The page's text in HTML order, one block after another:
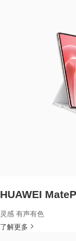
HUAWEI
灵感 有声有色
了解更多